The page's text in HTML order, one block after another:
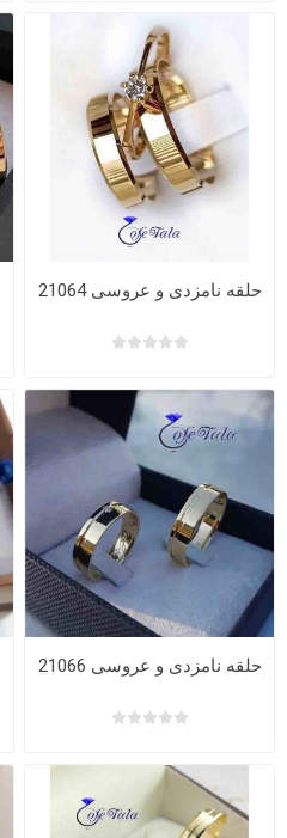
حلقه نامزدی و عروسی 21064
حلقه نامزدی و عروسی 21066